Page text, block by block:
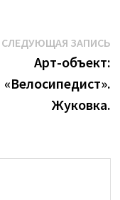
СЛЕДУЮЩАЯ ЗАПИСЬ
Арт-объект:
«Велосипедист».
Жуковка.